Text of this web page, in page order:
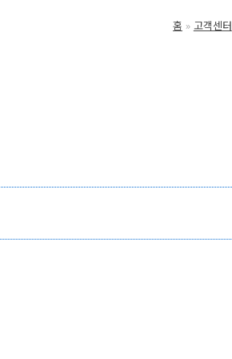
홈 고객센터